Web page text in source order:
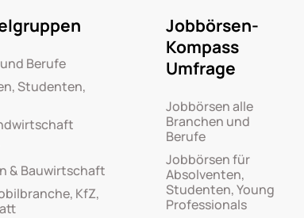
Berufe
Studenten,
& Bauwirtschaft
KfZ,
Jobbörsen-
Kompass
Umfrage
Jobbörsen alle
Branchen und
Berufe
Jobbörsen für
Absolventen,
Studenten, Young
Professionals